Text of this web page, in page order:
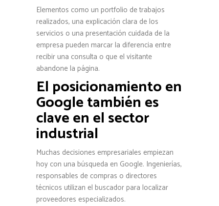
Elementos como un portfolio de trabajos
realizados, una explicación clara de los
servicios o una presentación cuidada de la
empresa pueden marcar la diferencia entre
recibir una consulta o que el visitante
abandone la página.
El posicionamiento en
Google también es
clave en el sector
industrial
Muchas decisiones empresariales empiezan
hoy con una búsqueda en Google. Ingenierías,
responsables de compras o directores
técnicos utilizan el buscador para localizar
proveedores especializados.